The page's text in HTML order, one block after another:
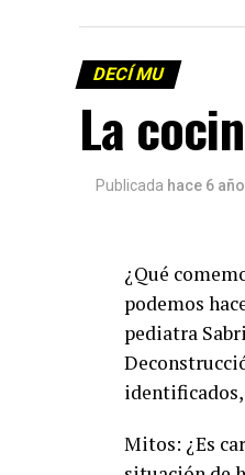
DECÍ MU
La
Publicada hace 6
¿Qué
podemos
pediatra
Mitos: ¿Es